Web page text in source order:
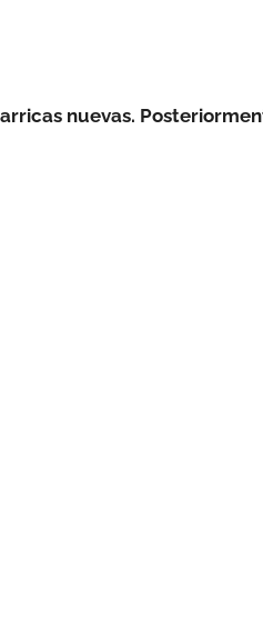
nuevas.